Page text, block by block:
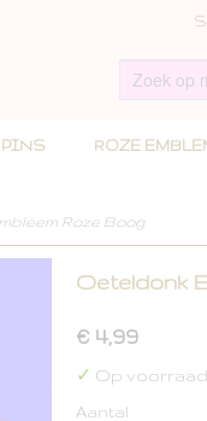
PINS ROZE
Roze Boog
Oeteldonk
€ 4,99
✓ Op voorraad
Aantal